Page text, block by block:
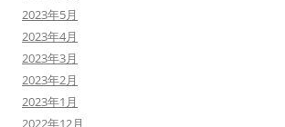
2023年5月
2023年4月
2023年3月
2023年2月
2023年1月
2022年12月